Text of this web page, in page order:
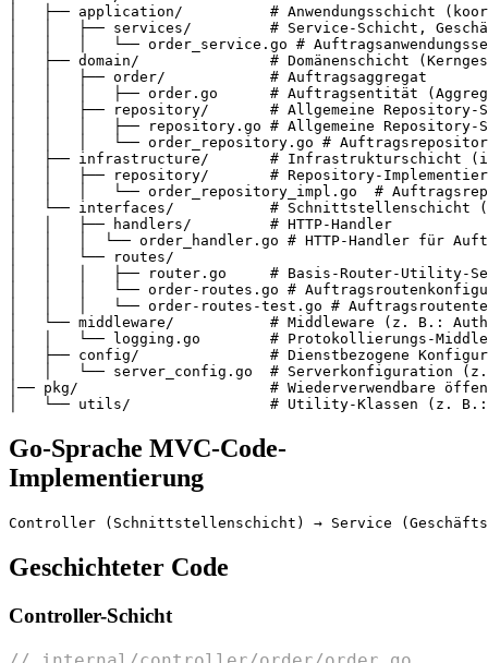
│   ├── application/          # Anwendungsschicht
│   │   ├── services/         # Service-Schicht,
│   │   │   └── order_service.go #
│   ├── domain/               # Domänenschicht
│   │   ├── order/            # Auftragsaggregat
│   │   │   ├── order.go      # Auftragsentität
│   │   ├── repository/       # Allgemeine Repository-
│   │   │   ├── repository.go # Allgemeine Repository-
│   │   │   └── order_repository.go #
│   ├── infrastructure/       # Infrastrukturschicht
│   │   ├── repository/       # Repository-
│   │   │   └── order_repository_impl.go  #
│   └── interfaces/           # Schnittstellenschicht
│   │   ├── handlers/         # HTTP-Handler
│   │   │  └── order_handler.go # HTTP-Handler für
│   │   └── routes/
│   │   │   ├── router.go     # Basis-Router-Utility-
│   │   │   └── order-routes.go #
│   │   │   └── order-routes-test.go #
│   └── middleware/           # Middleware (z. B.:
│   │   └── logging.go        # Protokollierungs-
│   ├── config/               # Dienstbezogene
│   │   └── server_config.go  # Serverkonfiguration
│── pkg/                      # Wiederverwendbare
Go-Sprache MVC-Code-
Implementierung
Geschichteter Code
Controller-Schicht